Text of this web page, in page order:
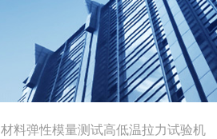
材料弹性模量测试高低温拉力试验机